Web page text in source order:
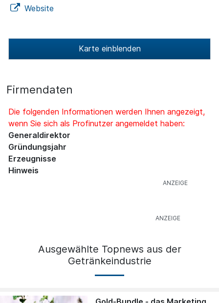
Website
Karte einblenden
Firmendaten
Die folgenden Informationen werden Ihnen angezeigt,
wenn Sie sich als Profinutzer angemeldet haben:
Generaldirektor
Gründungsjahr
Erzeugnisse
Hinweis
Ausgewählte Topnews aus der
Getränkeindustrie